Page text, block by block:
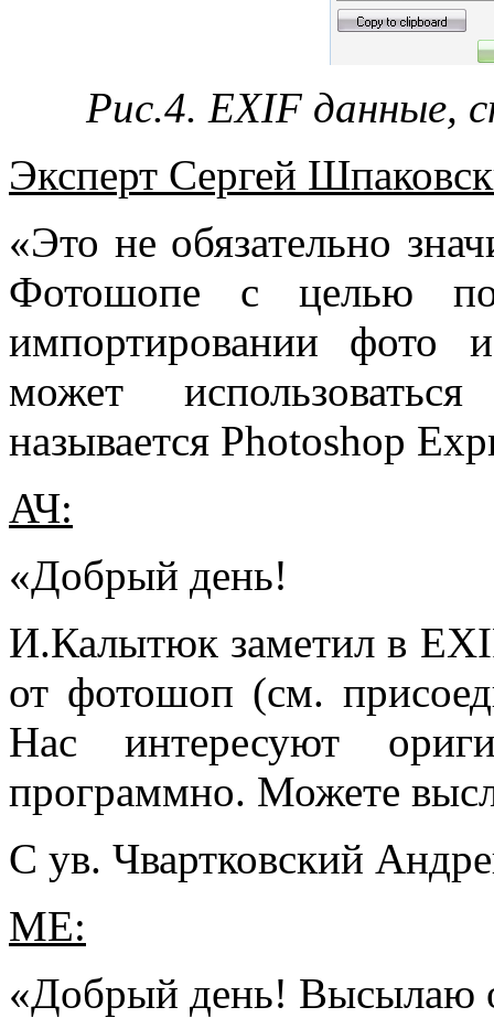
Рис.4. EXIF данные,
Эксперт Сергей
«Это не обязательно
Фотошопе с целью
импортировании фото
может
называется Photoshop
АЧ:
«Добрый день!
И.Калытюк заметил в
от фотошоп (см.
Нас интересуют
программно. Можете
С ув. Чвартковский
МЕ:
«Добрый день! Высылаю